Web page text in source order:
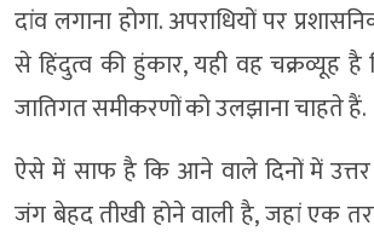
दांव लगाना होगा. अपराधियों पर
से हिंदुत्व की हुंकार, यही वह चक्रव्यूह
जातिगत समीकरणों को उलझाना चाहते हैं.
ऐसे में साफ है कि आने वाले दिनों में उत्तर
जंग बेहद तीखी होने वाली है, जहां एक